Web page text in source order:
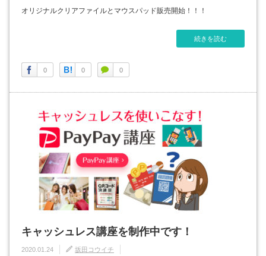
オリジナルクリアファイルとマウスパッド販売開始！！！
続きを読む
0 0 0
キャッシュレス講座を制作中です！
2020.01.24 坂田コウイチ